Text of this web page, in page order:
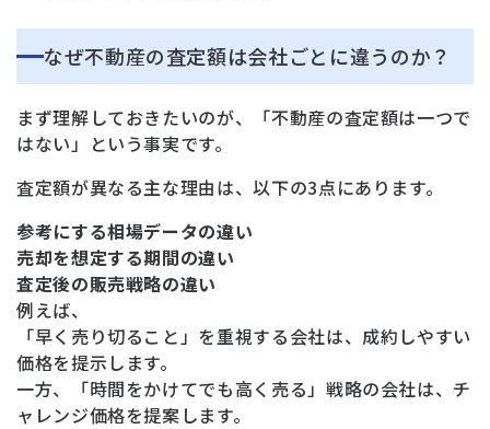
なぜ不動産の査定額は会社ごとに違うのか？
まず理解しておきたいのが、「不動産の査定額は一つで
はない」という事実です。
査定額が異なる主な理由は、以下の3点にあります。
参考にする相場データの違い
売却を想定する期間の違い
査定後の販売戦略の違い
例えば、
「早く売り切ること」を重視する会社は、成約しやすい
価格を提示します。
一方、「時間をかけてでも高く売る」戦略の会社は、チ
ャレンジ価格を提案します。